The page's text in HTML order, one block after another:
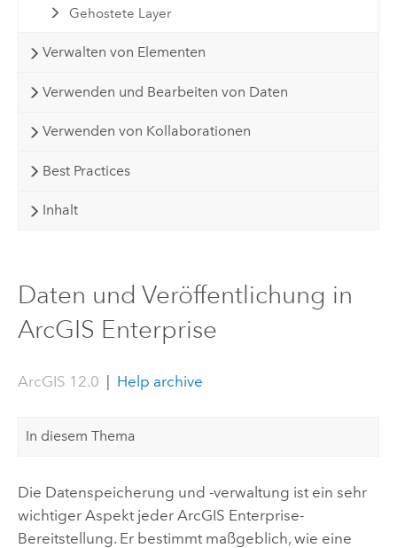
Gehostete Layer
Verwalten von Elementen
Verwenden und Bearbeiten von Daten
Verwenden von Kollaborationen
Best Practices
Inhalt
Daten und Veröffentlichung in
ArcGIS Enterprise
ArcGIS 12.0 Help archive
In diesem Thema
Die Datenspeicherung und -verwaltung ist ein sehr
wichtiger Aspekt jeder ArcGIS Enterprise-
Bereitstellung. Er bestimmt maßgeblich, wie eine